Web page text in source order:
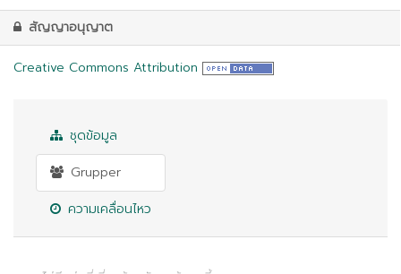
สัญญาอนุญาต
Creative Commons Attribution
ชุดข้อมูล
Grupper
ความเคลื่อนไหว